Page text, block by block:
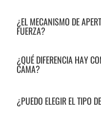
¿EL MECANISMO DE
FUERZA?
¿QUÉ DIFERENCIA HAY
CAMA?
¿PUEDO ELEGIR EL TIPO